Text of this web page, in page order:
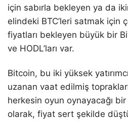
için sabırla bekleyen ya da
elindeki BTC’leri satmak için
fiyatları bekleyen büyük bir
ve HODL’ları var.
Bitcoin, bu iki yüksek yatırımcı
uzanan vaat edilmiş
herkesin oyun oynayacağı
olarak, fiyat sert şekilde